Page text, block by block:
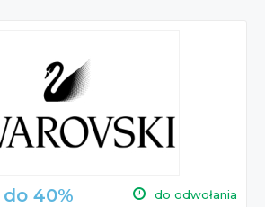
40% do odwołania